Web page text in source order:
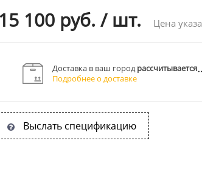
15 100 руб. / шт. Цена
Доставка в ваш городрассчитывается
Подробнее о доставке
Выслать спецификацию